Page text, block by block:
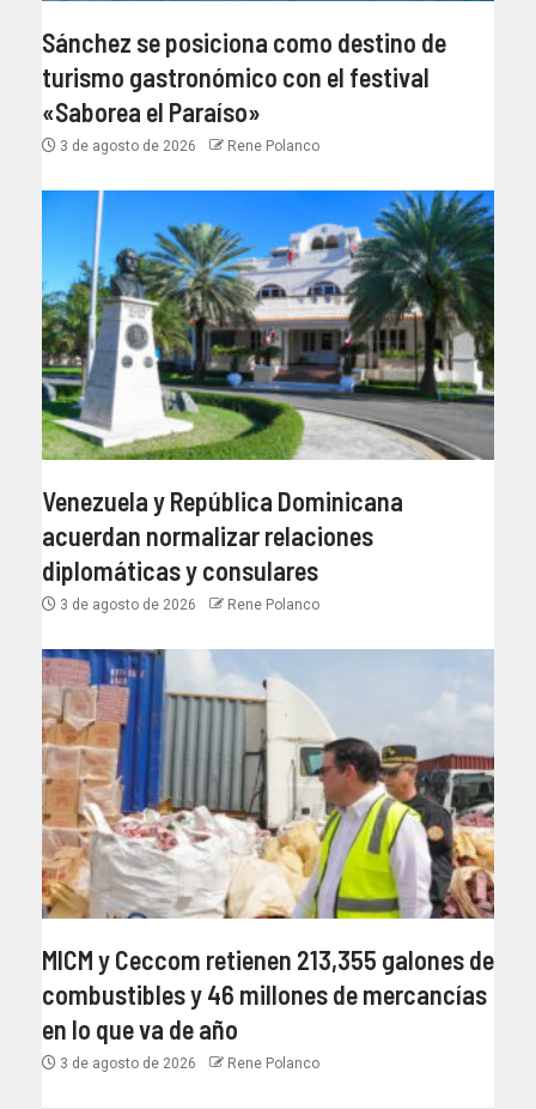
Sánchez se posiciona como destino de
turismo gastronómico con el festival
«Saborea el Paraíso»
3 de agosto de 2026 Rene Polanco
Venezuela y República Dominicana
acuerdan normalizar relaciones
diplomáticas y consulares
3 de agosto de 2026 Rene Polanco
MICM y Ceccom retienen 213,355 galones de
combustibles y 46 millones de mercancías
en lo que va de año
3 de agosto de 2026 Rene Polanco